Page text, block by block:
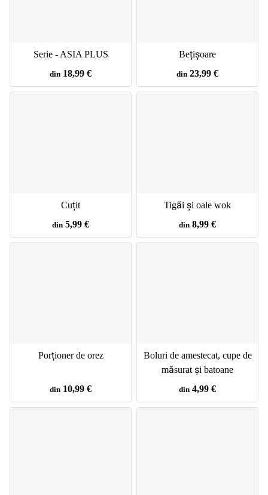
Serie - ASIA PLUS
din 18,99 €
Bețișoare
din 23,99 €
Cuțit
din 5,99 €
Tigăi și oale wok
din 8,99 €
Porționer de orez
din 10,99 €
Boluri de amestecat, cupe de
măsurat și batoane
din 4,99 €